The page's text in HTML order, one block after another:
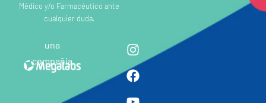
Médico y/o Farmacéutico ante
cualquier duda.
una
compañia